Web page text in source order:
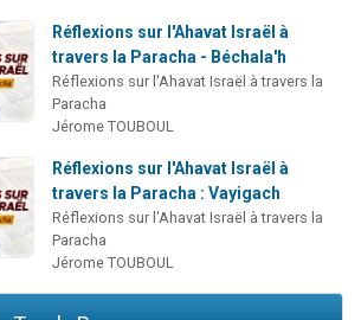
Réflexions sur l'Ahavat Israël à
travers la Paracha - Béchala'h
Réflexions sur l'Ahavat Israël à travers la
Paracha
Jérome TOUBOUL
Réflexions sur l'Ahavat Israël à
travers la Paracha : Vayigach
Réflexions sur l'Ahavat Israël à travers la
Paracha
Jérome TOUBOUL